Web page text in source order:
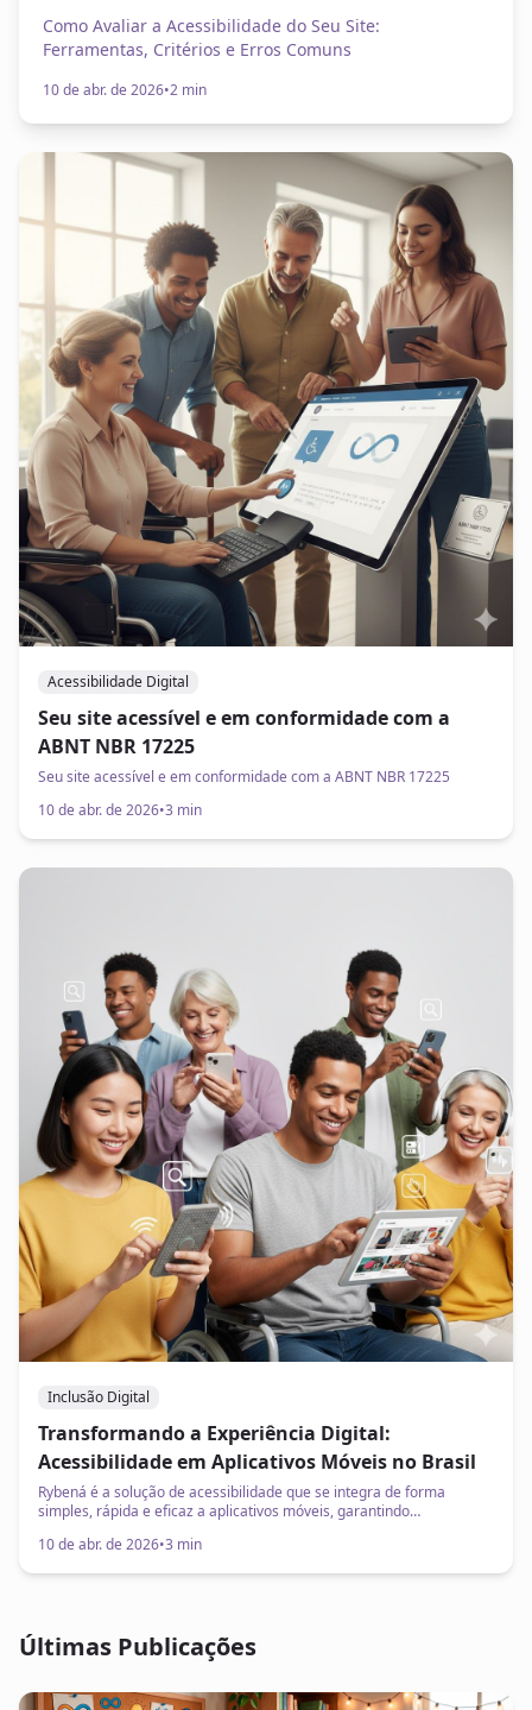
Como Avaliar a Acessibilidade do Seu Site:
Ferramentas, Critérios e Erros Comuns
10 de abr. de 2026•2 min
Acessibilidade Digital
Seu site acessível e em conformidade com a
ABNT NBR 17225
Seu site acessível e em conformidade com a ABNT NBR 17225
10 de abr. de 2026•3 min
Inclusão Digital
Transformando a Experiência Digital:
Acessibilidade em Aplicativos Móveis no Brasil
Rybená é a solução de acessibilidade que se integra de forma
simples, rápida e eficaz a aplicativos móveis, garantindo
WCAG e a ABNT NBR 17060) e, mais importante, oferecendo uma
10 de abr. de 2026•3 min
Últimas Publicações